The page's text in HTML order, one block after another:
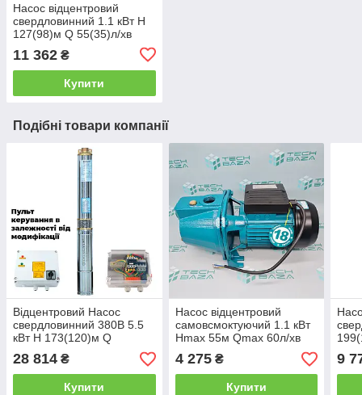
Насос відцентровий
свердловинний 1.1 кВт H
127(98)м Q 55(35)л/хв
Ø102мм 60м кабелю mid
AQUATICA 4QJED3-18-1.1
(778445)
11 362 ₴
Купити
Подібні товари компанії
Відцентровий Насос
свердловинний 380В 5.5
кВт H 173(120)м Q
240(165)л/хв Ø102мм
DONGYIN 4SD10/28
(7771673)
28 814 ₴
Купити
Насос відцентровий
самовсмоктуючий 1.1 кВт
Hmax 55м Qmax 60л/хв
AQUATICA JETa100
(775093)
4 275₴
Купити
9